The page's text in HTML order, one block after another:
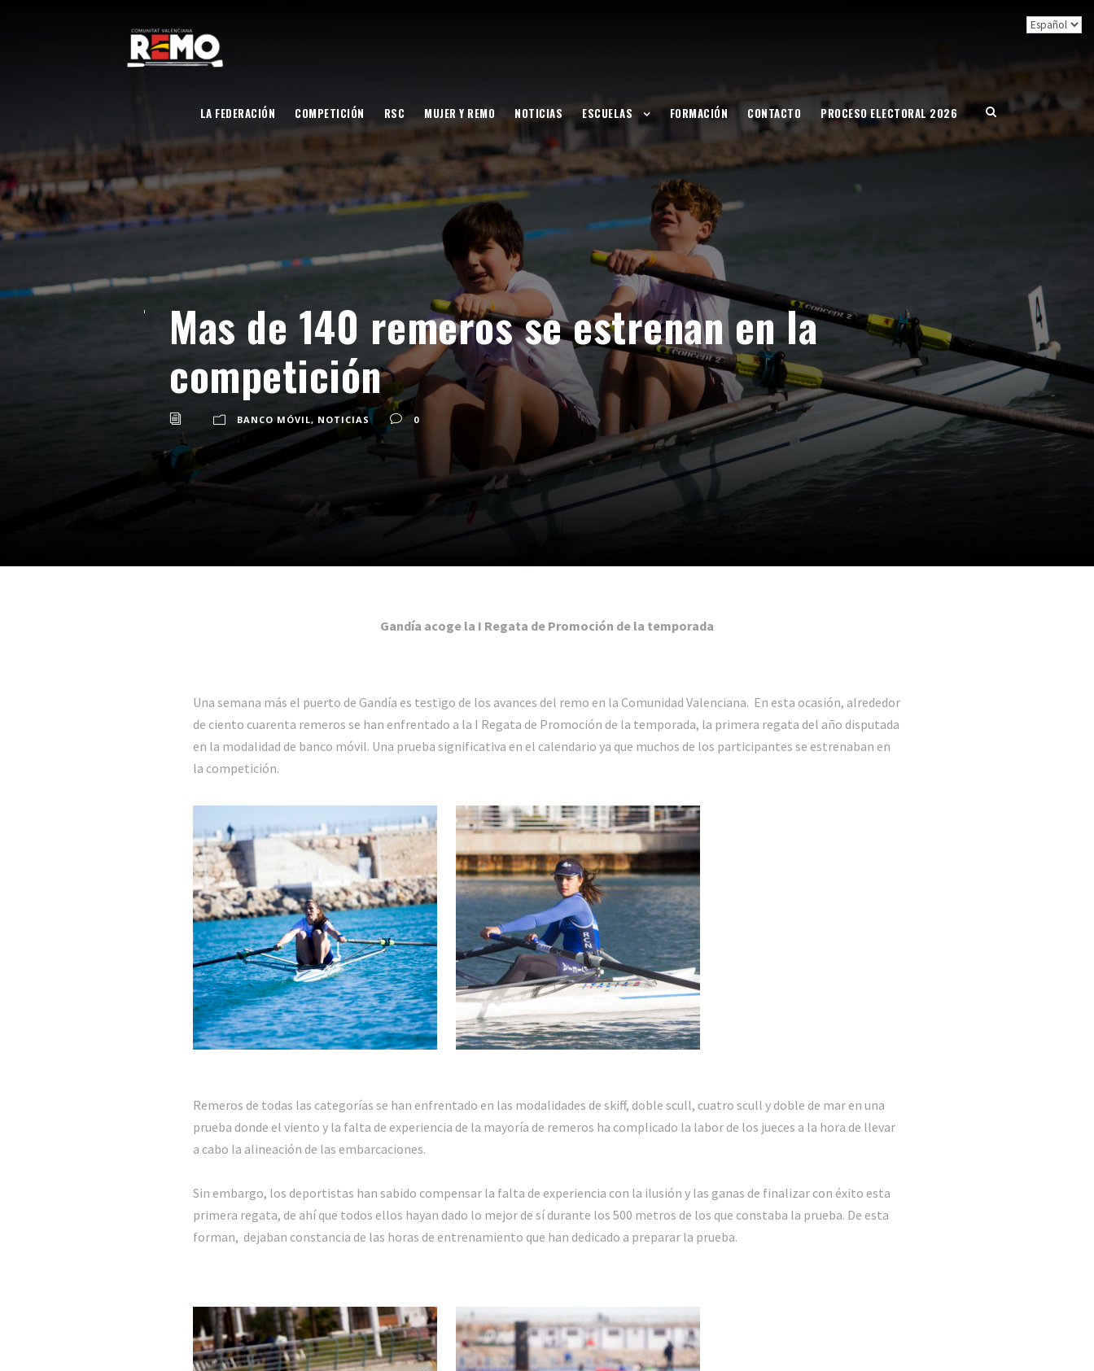
LA FEDERACIÓN COMPETICIÓN RSC MUJER Y REMO NOTICIAS ESCUELAS FORMACIÓN CONTACTO PROCESO ELECTORAL 2026
Mas de 140 remeros se estrenan en la
competición
BANCO MÓVIL, NOTICIAS 0
Gandía acoge la I Regata de Promoción de la temporada
Una semana más el puerto de Gandía es testigo de los avances del remo en la Comunidad Valenciana. En esta ocasión, alrededor
de ciento cuarenta remeros se han enfrentado a la I Regata de Promoción de la temporada, la primera regata del año disputada
en la modalidad de banco móvil. Una prueba significativa en el calendario ya que muchos de los participantes se estrenaban en
la competición.
Remeros de todas las categorías se han enfrentado en las modalidades de skiff, doble scull, cuatro scull y doble de mar en una
prueba donde el viento y la falta de experiencia de la mayoría de remeros ha complicado la labor de los jueces a la hora de llevar
a cabo la alineación de las embarcaciones.
Sin embargo, los deportistas han sabido compensar la falta de experiencia con la ilusión y las ganas de finalizar con éxito esta
primera regata, de ahí que todos ellos hayan dado lo mejor de sí durante los 500 metros de los que constaba la prueba. De esta
forman, dejaban constancia de las horas de entrenamiento que han dedicado a preparar la prueba.